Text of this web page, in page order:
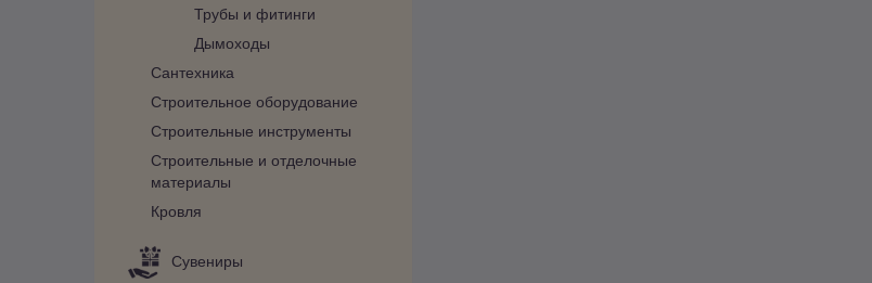
Трубы и фитинги
Дымоходы
Сантехника
Строительное оборудование
Строительные инструменты
Строительные и отделочные
материалы
Кровля
Сувениры